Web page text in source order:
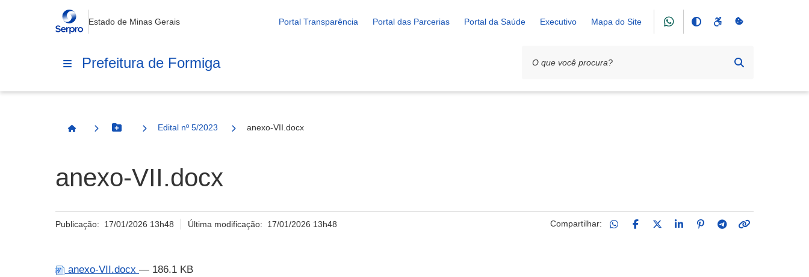
Estado de Minas Gerais Portal Transparência Portal das Parcerias Portal da Saúde Executivo Mapa do Site
Prefeitura de Formiga
Página InicialBotão Menu
Edital nº 5/2023 anexo-VII.docx
anexo-VII.docx
Publicação: 17/01/2026 13h48 Última modificação: 17/01/2026 13h48 Compartilhar:
anexo-VII.docx — 186.1 KB